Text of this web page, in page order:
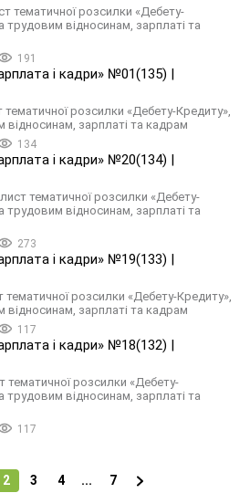
тематичної розсилки «Дебету-
трудовим відносинам, зарплаті та
191
і кадри» №01(135) |
розсилки «Дебету-Кредиту»,
зарплаті та кадрам
134
і кадри» №20(134) |
тематичної розсилки «Дебету-
трудовим відносинам, зарплаті та
273
і кадри» №19(133) |
тематичної розсилки «Дебету-Кредиту»,
зарплаті та кадрам
117
і кадри» №18(132) |
тематичної розсилки «Дебету-
трудовим відносинам, зарплаті та
117
2 3 4 ... 7